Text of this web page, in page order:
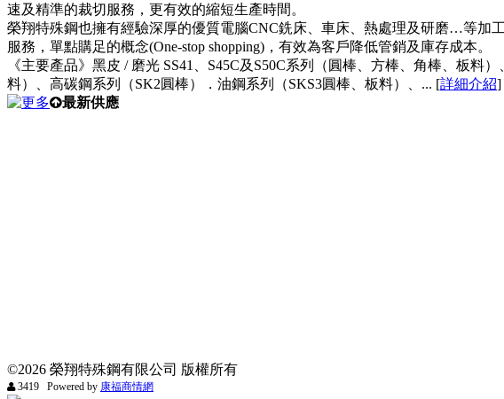
速及精準的裁切服務，更有效的縮短生產時間。
榮翔特殊鋼也擁有經驗深厚的優質電腦CNC銑床、車床、熱處理及研磨…等加
服務，單點購足的概念(One-stop shopping)，有效為客戶降低管銷及庫存成本。
《主要產品》黑皮 / 磨光 SS41、S45C及S50C系列（圓棒、方棒、角棒、板料
料）、高碳鋼系列（SK2圓棒）．油鋼系列（SKS3圓棒、板料）、... [詳細介紹]
最新供應
©2026 榮翔特殊鋼有限公司 版權所有
3419 Powered by 康福商情網